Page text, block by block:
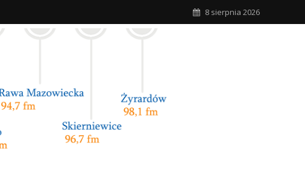
8 sierpnia 2026